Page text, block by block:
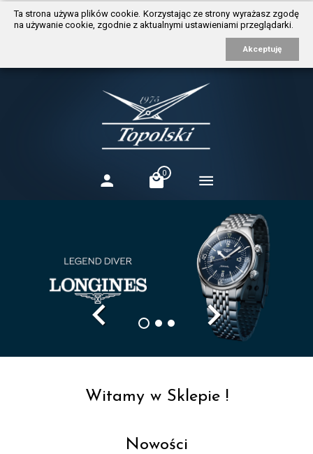
https://www.traditionrolex.com/3
Ta strona używa plików cookie. Korzystając ze strony wyrażasz zgodę
na używanie cookie, zgodnie z aktualnymi ustawieniami przeglądarki.
Akceptuję
0
navigate_before navigate_next
Witamy w Sklepie !
Nowości